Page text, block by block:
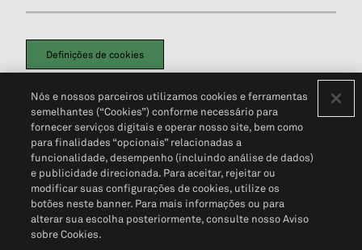
Definições de cookies
Política de PrivacidadePortal de privacidade do cliente (em inglês)
Não Venda Minhas Informações Pessoais© 2026 S&P Global
Nós e nossos parceiros utilizamos cookies e ferramentas
semelhantes (“Cookies”) conforme necessário para
fornecer serviços digitais e operar nosso site, bem como
para finalidades “opcionais” relacionadas a
funcionalidade, desempenho (incluindo análise de dados)
e publicidade direcionada. Para aceitar, rejeitar ou
modificar suas configurações de cookies, utilize os
botões neste banner. Para mais informações ou para
alterar sua escolha posteriormente, consulte nosso Aviso
sobre Cookies.